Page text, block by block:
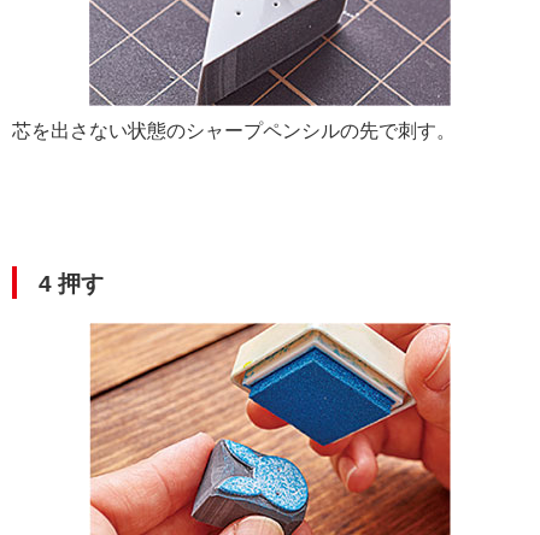
芯を出さない状態のシャープペンシルの先で刺す。
4 押す